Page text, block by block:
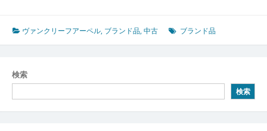
ヴァンクリーフアーペル, ブランド品,中古 ブランド品
検索
検索